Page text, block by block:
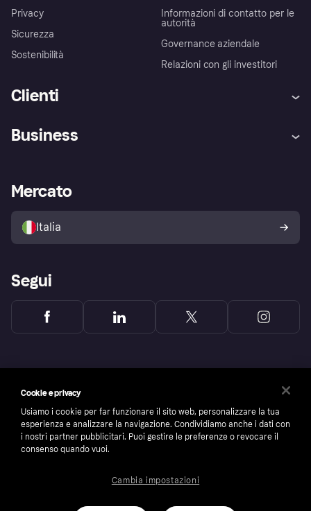
Privacy
Sicurezza
Sostenibilità
Informazioni di contatto per le
autorità
Governance aziendale
Relazioni con gli investitori
Clienti
Assistenza
Esplora i negozi
Politica di protezione
dell'acquirente Klarna
Business
Accesso aziende
Mercato
Italia
Segui
number: 556737-0431
Cookie e privacy
Usiamo i cookie per far funzionare il sito web, personalizzare la tua
esperienza e analizzare la navigazione. Condividiamo anche i dati con
i nostri partner pubblicitari. Puoi gestire le preferenze o revocare il
consenso quando vuoi.
Cambia impostazioni